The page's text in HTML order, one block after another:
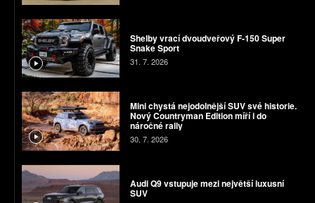
Shelby vrací dvoudveřový F-150 Super
Snake Sport
31. 7. 2026
Mini chystá nejodolnější SUV své historie.
Nový Countryman Edition míří i do
náročné rally
30. 7. 2026
Audi Q9 vstupuje mezi největší luxusní
SUV